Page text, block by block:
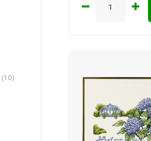
(10)